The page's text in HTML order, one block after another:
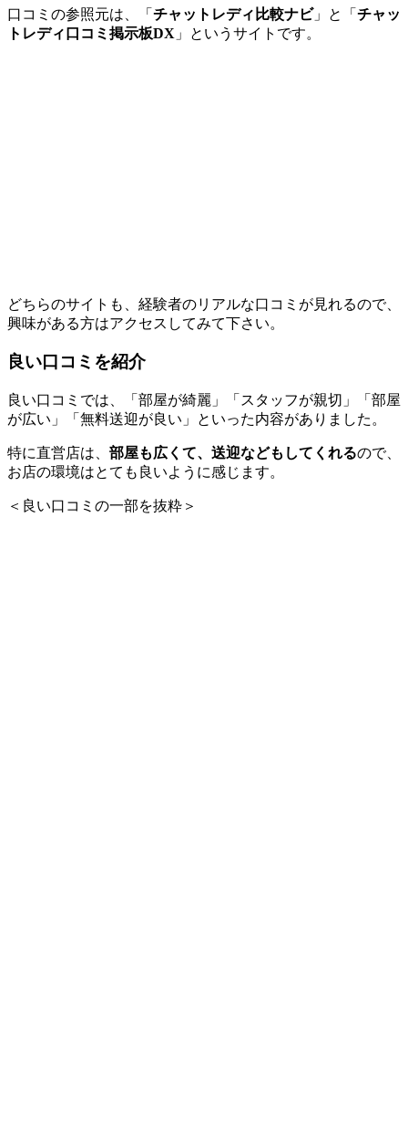
口コミの参照元は、「 チャットレディ比較ナビ」と「 チャッ
トレディ口コミ掲示板DX 」というサイトです。
どちらのサイトも、経験者のリアルな口コミが見れるので、
興味がある方はアクセスしてみて下さい。
良い口コミを紹介
良い口コミでは、「部屋が綺麗」「スタッフが親切」「部屋
が広い」「無料送迎が良い」といった内容がありました。
特に直営店は、 部屋も広くて、送迎などもしてくれるので、
お店の環境はとても良いように感じます。
＜良い口コミの一部を抜粋＞